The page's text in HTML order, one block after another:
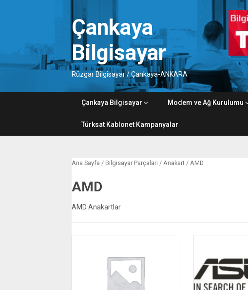
Çankaya
Bilgisayar
Rüzgar Bilgisayar / Çankaya-ANKARA
Çankaya Bilgisayar Modem ve Ağ Kurulumu
Türksat Kablonet Kampanyalar
Ana Sayfa / Bilgisayar Parçaları / Anakart / AMD
AMD
AMD Anakartlar